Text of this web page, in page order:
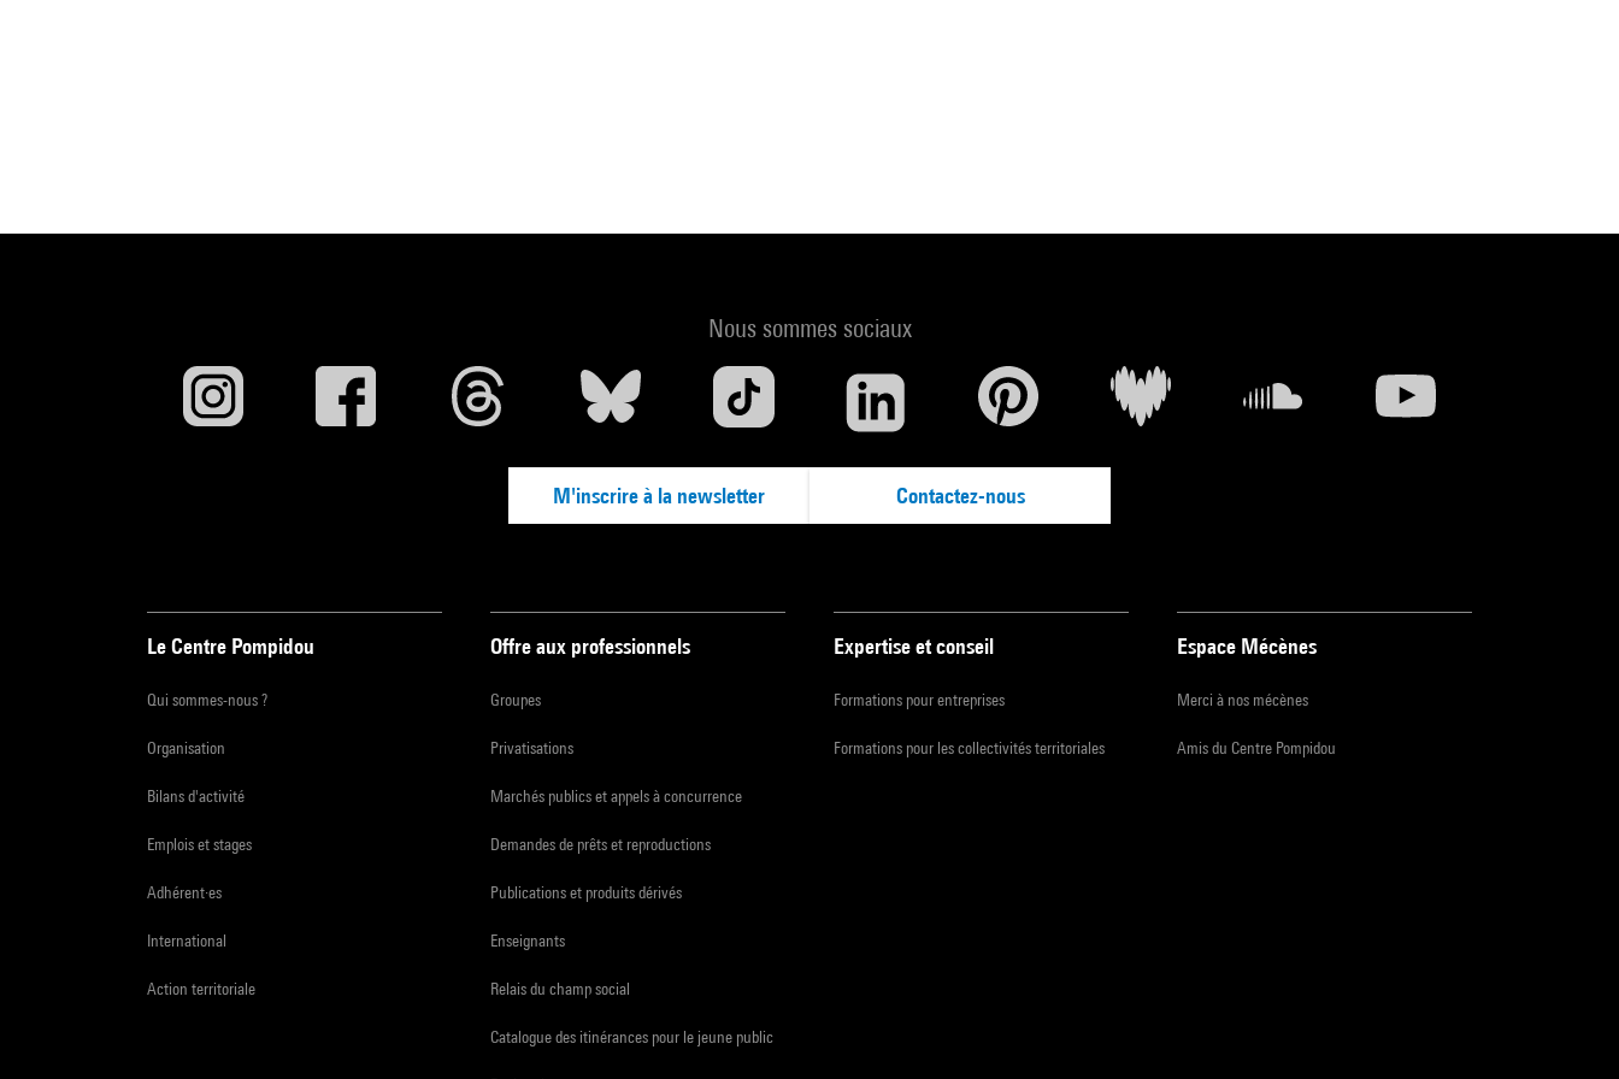
Nous sommes sociaux
M'inscrire à la newsletter Contactez-nous
Le Centre Pompidou
Qui sommes-nous ?
Organisation
Bilans d'activité
Emplois et stages
Adhérent·es
International
Action territoriale
Offre aux professionnels
Groupes
Privatisations
Marchés publics et appels à concurrence
Demandes de prêts et reproductions
Publications et produits dérivés
Enseignants
Relais du champ social
Catalogue des itinérances pour le jeune public
Expertise et conseil
Formations pour entreprises
Formations pour les collectivités territoriales
Espace Mécènes
Merci à nos mécènes
Amis du Centre Pompidou